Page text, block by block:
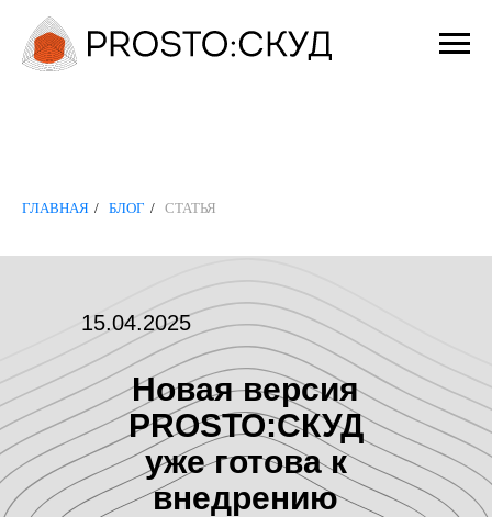
ГЛАВНАЯ / БЛОГ / СТАТЬЯ
Новая версия
PROSTO:СКУД
уже готова к
внедрению
15.04.2025